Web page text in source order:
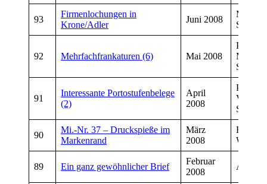
93
Firmenlochungen in
Krone/Adler
Juni 2008
Markus
Scherz
92 Mehrfachfrankaturen (6) Mai 2008
Peter
91
Interessante Portostufenbelege
(2)
April
2008
Peter
90
Mi.-Nr. 37 – Druckspieße im
Markenrand
März
2008
89 Ein ganz gewöhnlicher Brief
Februar
2008
Axel